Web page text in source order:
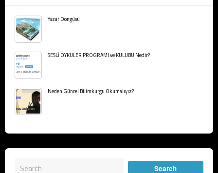
Yazar Döngüsü
SESLİ ÖYKÜLER PROGRAMI ve KULÜBÜ Nedir?
Neden Güncel Bilimkurgu Okumalıyız?